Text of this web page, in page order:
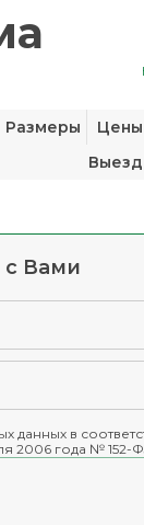
Размеры Цены
Выезд
с Вами
данных в
2006 года № 152-